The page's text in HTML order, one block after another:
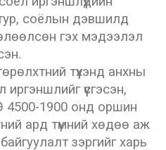
соёлын дэвшилд
гэх мэдээлэл
түүхэнд анхны
үүсгэсэн,
1900 онд оршин
ард түмний хөдөө аж
зэргийг харь